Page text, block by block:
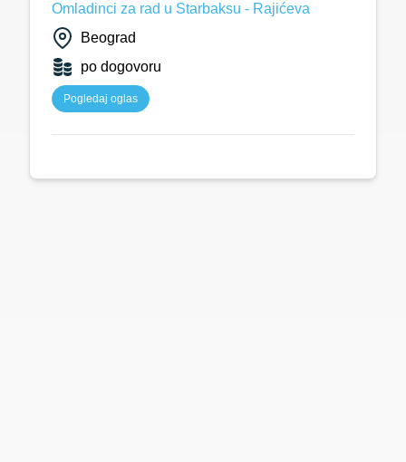
Omladinci za rad u Starbaksu - Rajićeva
Beograd
po dogovoru
Pogledaj oglas